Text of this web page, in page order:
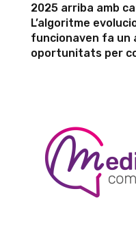
2025 arriba amb
L’algoritme
funcionaven fa un
oportunitats per